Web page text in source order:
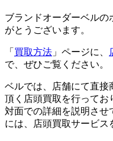
ブランドオーダーベルの
がとうございます。
「 買取方法 」ページに、
で、ぜひご覧ください。
ベルでは、店舗にて直接
頂く店頭買取を行ってお
対面での詳細を説明させ
には、店頭買取サービス